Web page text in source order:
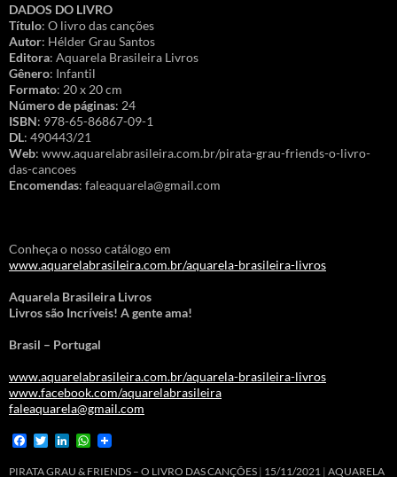
DADOS DO LIVRO
Título: O livro das canções
Autor: Hélder Grau Santos
Editora: Aquarela Brasileira Livros
Gênero: Infantil
Formato: 20 x 20 cm
Número de páginas: 24
ISBN: 978-65-86867-09-1
DL: 490443/21
Web: www.aquarelabrasileira.com.br/pirata-grau-friends-o-livro-
das-cancoes
Encomendas: faleaquarela@gmail.com
Conheça o nosso catálogo em
www.aquarelabrasileira.com.br/aquarela-brasileira-livros
Aquarela Brasileira Livros
Livros são Incríveis! A gente ama!
Brasil – Portugal
www.aquarelabrasileira.com.br/aquarela-brasileira-livros
www.facebook.com/aquarelabrasileira
faleaquarela@gmail.com
F
c
i
n
W
a
PIRATA GRAU & FRIENDS – O LIVRO DAS CANÇÕES 15/11/2021 AQUARELA